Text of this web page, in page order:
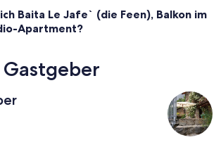
Baita Le Jafe` (die Feen), Balkon im
Apartment?